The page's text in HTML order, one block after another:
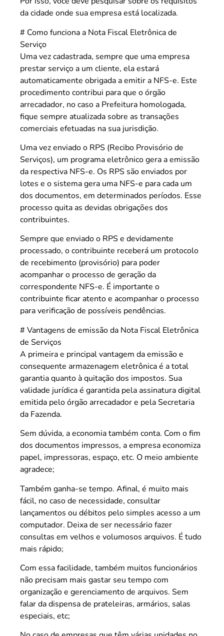
da cidade onde sua empresa está localizada.
# Como funciona a Nota Fiscal Eletrônica de
Serviço
Uma vez cadastrada, sempre que uma empresa
prestar serviço a um cliente, ela estará
automaticamente obrigada a emitir a NFS-e. Este
procedimento contribui para que o órgão
arrecadador, no caso a Prefeitura homologada,
fique sempre atualizada sobre as transações
comerciais efetuadas na sua jurisdição.
Uma vez enviado o RPS (Recibo Provisório de
Serviços), um programa eletrônico gera a emissão
da respectiva NFS-e. Os RPS são enviados por
lotes e o sistema gera uma NFS-e para cada um
dos documentos, em determinados períodos. Esse
processo quita as devidas obrigações dos
contribuintes.
Sempre que enviado o RPS e devidamente
processado, o contribuinte receberá um protocolo
de recebimento (provisório) para poder
acompanhar o processo de geração da
correspondente NFS-e. É importante o
contribuinte ficar atento e acompanhar o processo
para verificação de possíveis pendências.
# Vantagens de emissão da Nota Fiscal Eletrônica
de Serviços
A primeira e principal vantagem da emissão e
consequente armazenagem eletrônica é a total
garantia quanto à quitação dos impostos. Sua
validade jurídica é garantida pela assinatura digital
emitida pelo órgão arrecadador e pela Secretaria
da Fazenda.
Sem dúvida, a economia também conta. Com o fim
dos documentos impressos, a empresa economiza
papel, impressoras, espaço, etc. O meio ambiente
agradece;
Também ganha-se tempo. Afinal, é muito mais
fácil, no caso de necessidade, consultar
lançamentos ou débitos pelo simples acesso a um
computador. Deixa de ser necessário fazer
consultas em velhos e volumosos arquivos. É tudo
mais rápido;
Com essa facilidade, também muitos funcionários
não precisam mais gastar seu tempo com
organização e gerenciamento de arquivos. Sem
falar da dispensa de prateleiras, armários, salas
especiais, etc;